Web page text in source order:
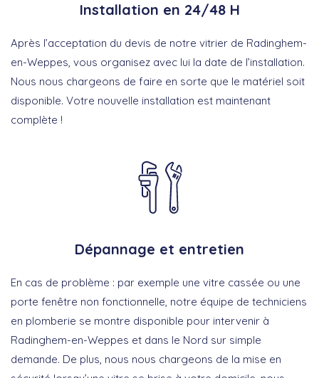
Installation en 24/48 H
Après l’acceptation du devis de notre vitrier de Radinghem-
en-Weppes, vous organisez avec lui la date de l’installation.
Nous nous chargeons de faire en sorte que le matériel soit
disponible. Votre nouvelle installation est maintenant
complète !
Dépannage et entretien
En cas de problème : par exemple une vitre cassée ou une
porte fenêtre non fonctionnelle, notre équipe de techniciens
en plomberie se montre disponible pour intervenir à
Radinghem-en-Weppes et dans le Nord sur simple
demande. De plus, nous nous chargeons de la mise en